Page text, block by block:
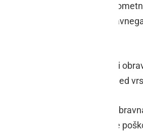
dejanje kot prekršek, pet
prostoru, pet kršitev
kriminalitete so policisti
poškodovanje tuje stvari, med
prometne varnosti so
vozil s strani divjadi in dve